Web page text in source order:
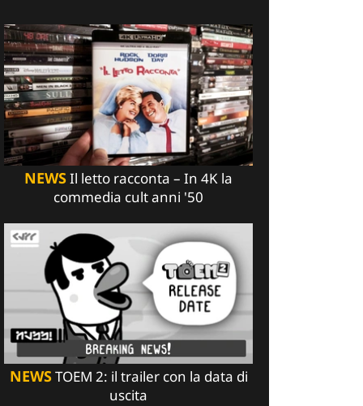
NEWSIl letto racconta – In 4K la
commedia cult anni '50
NEWSTOEM 2: il trailer con la data di
uscita